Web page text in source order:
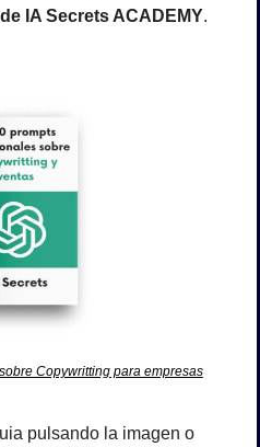
IA Secrets ACADEMY.
Copywritting para empresas